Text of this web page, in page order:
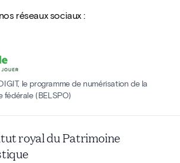
réseaux sociaux :
le programme de numérisation de la
fédérale (BELSPO)
royal du Patrimoine